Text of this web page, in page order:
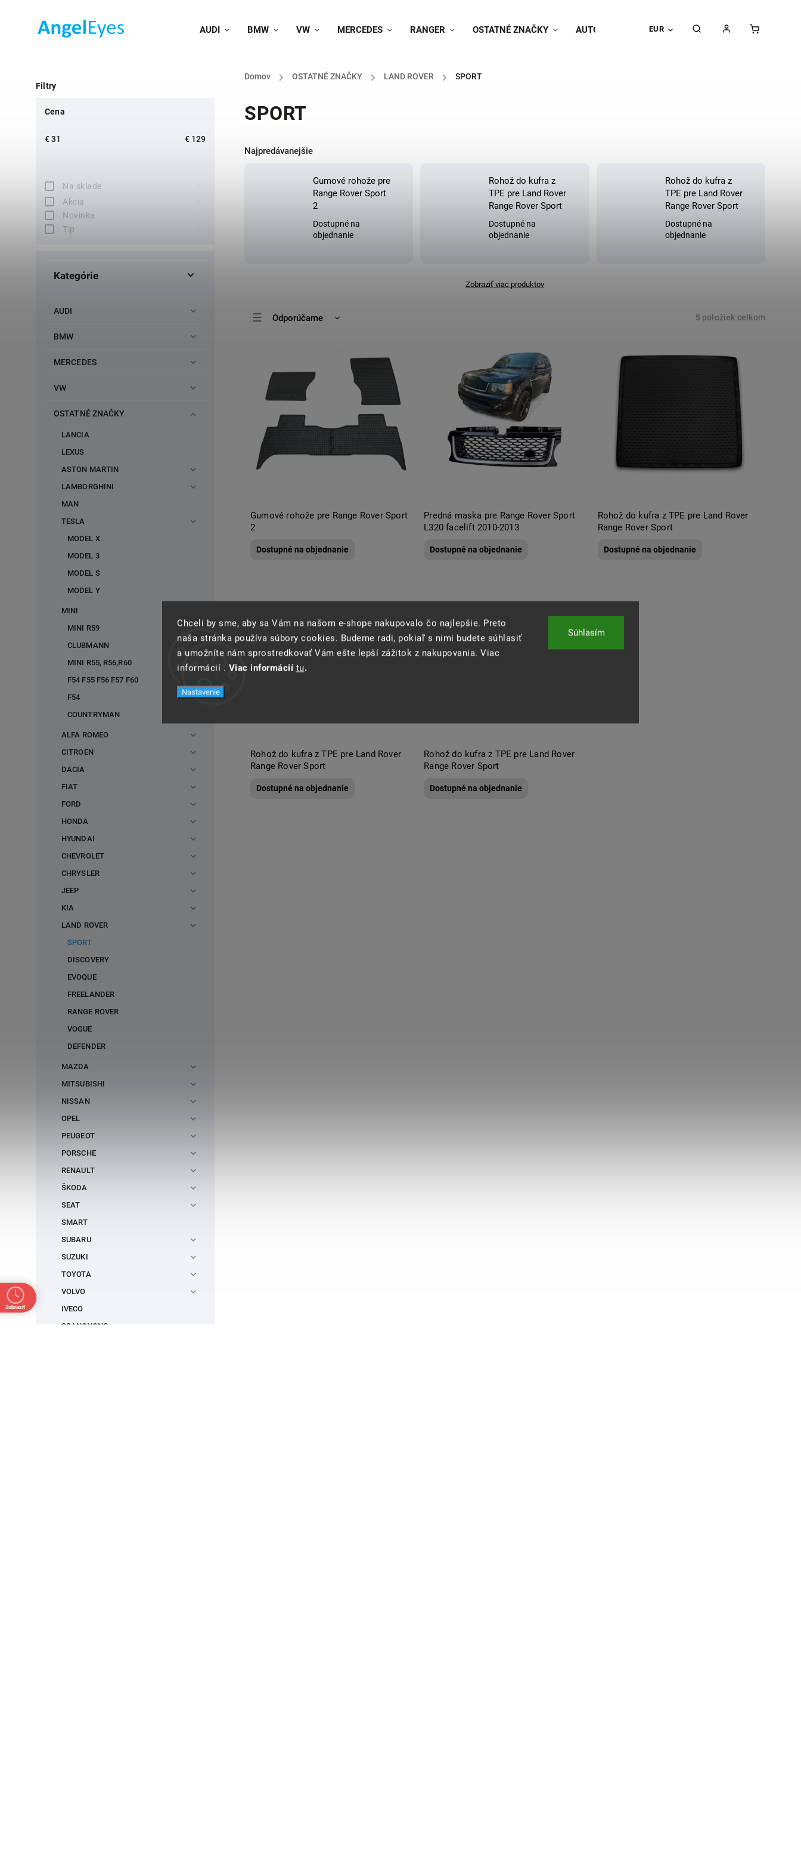
Chceli by sme, aby sa Vám na našom e-shope nakupovalo čo najlepšie. Preto
naša stránka používa súbory cookies. Budeme radi, pokiaľ s nimi budete súhlasiť
a umožníte nám sprostredkovať Vám ešte lepší zážitok z nakupovania. Viac
informácií . Viac informácií tu.
Nastavenie
Súhlasím
EUR
AUDI BMW VW MERCEDES RANGER OSTATNÉ ZNAČKY AUTOPOŤAHY Univerzálne doplnky
Domov / OSTATNÉ ZNAČKY / LAND ROVER /
SPORT
Filtry
Cena
€31 € 129
Na sklade
Akcia
Novinka
Tip
Kategórie
AUDI
BMW
MERCEDES
VW
OSTATNÉ ZNAČKY
LANCIA
LEXUS
ASTON MARTIN
LAMBORGHINI
MAN
TESLA
MODEL X
MODEL 3
MODEL S
MODEL Y
MINI
MINI R59
CLUBMANN
MINI R55, R56,R60
F54 F55 F56 F57 F60
F54
COUNTRYMAN
ALFA ROMEO
CITROEN
DACIA
FIAT
FORD
HONDA
HYUNDAI
CHEVROLET
CHRYSLER
JEEP
KIA
LAND ROVER
SPORT
DISCOVERY
EVOQUE
FREELANDER
RANGE ROVER
VOGUE
DEFENDER
MAZDA
MITSUBISHI
NISSAN
OPEL
PEUGEOT
PORSCHE
RENAULT
ŠKODA
SEAT
SMART
SUBARU
SUZUKI
TOYOTA
VOLVO
IVECO
SSANGYONG
SPORT
Najpredávanejšie
Gumové rohože pre
Range Rover Sport
2
Dostupné na
objednanie
Rohož do kufra z
TPE pre Land Rover
Range Rover Sport
Dostupné na
objednanie
Rohož do kufra z
TPE pre Land Rover
Range Rover Sport
Dostupné na
objednanie
Zobraziť viac produktov
Odporúčame
Najpredávanejšie
Abecedne
5 položiek celkom
Gumové rohože pre Range Rover Sport
2
Dostupné na objednanie
Predná maska pre Range Rover Sport
L320 facelift 2010-2013
Dostupné na objednanie
Rohož do kufra z TPE pre Land Rover
Range Rover Sport
Dostupné na objednanie
Rohož do kufra z TPE pre Land Rover
Range Rover Sport
Dostupné na objednanie
Rohož do kufra z TPE pre Land Rover
Range Rover Sport
Dostupné na objednanie
Zobraziť